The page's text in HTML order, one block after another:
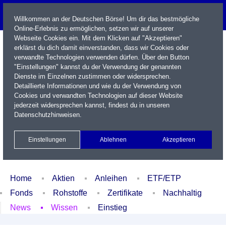
Name / WKN / ISIN / Kürzel
Xetra Realtime
Watchlist Portfolio Login
Home Aktien Anleihen
ETF/ETP
Fonds
Rohstoffe Zertifikate
Nachhaltig
News
Wissen Einstieg
Willkommen an der Deutschen Börse! Um dir das bestmögliche
Online-Erlebnis zu ermöglichen, setzen wir auf unserer
Webseite Cookies ein. Mit dem Klicken auf "Akzeptieren"
erklärst du dich damit einverstanden, dass wir Cookies oder
verwandte Technologien verwenden dürfen. Über den Button
"Einstellungen" kannst du der Verwendung der genannten
Dienste im Einzelnen zustimmen oder widersprechen.
Detaillierte Informationen und wie du der Verwendung von
Cookies und verwandten Technologien auf dieser Website
jederzeit widersprechen kannst, findest du in unseren
Datenschutzhinweisen.
Einstellungen Ablehnen Akzeptieren